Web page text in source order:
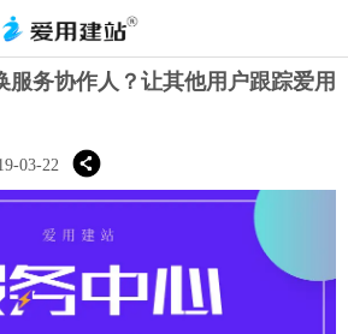
服务协作人？让其他用户跟踪爱用
03-22